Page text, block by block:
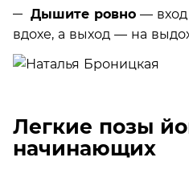
Дышите ровно — вход
вдохе, а выход — на
Легкие позы
начинающих